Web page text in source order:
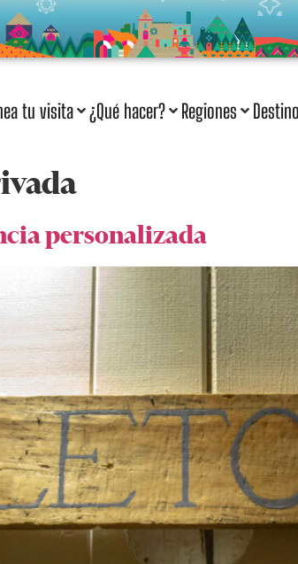
tu visita ¿Qué hacer? Regiones
personalizada